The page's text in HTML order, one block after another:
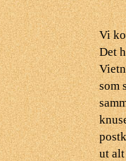
Vi
Det
som
ut